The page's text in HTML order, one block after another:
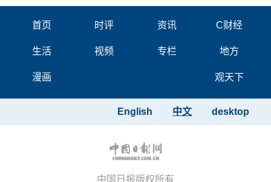
首页 时评 资讯 C财经
生活 视频 专栏 地方
漫画 观天下
desktop
中文
English
中国日报版权所有